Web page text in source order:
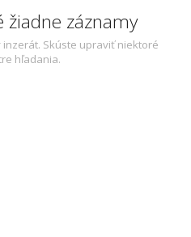
žiadne záznamy
Skúste upraviť niektoré
hľadania.